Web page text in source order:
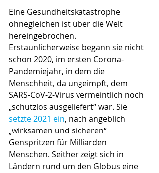
Eine Gesundheitskatastrophe
ohnegleichen ist über die Welt
hereingebrochen.
Erstaunlicherweise begann sie nicht
schon 2020, im ersten Corona-
Pandemiejahr, in dem die
Menschheit, da ungeimpft, dem
SARS-CoV-2-Virus vermeintlich noch
„schutzlos ausgeliefert“ war. Sie
setzte 2021 ein, nach angeblich
„wirksamen und sicheren“
Genspritzen für Milliarden
Menschen. Seither zeigt sich in
Ländern rund um den Globus eine